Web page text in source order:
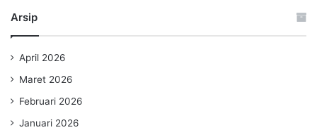
Arsip
April 2026
Maret 2026
Februari 2026
Januari 2026